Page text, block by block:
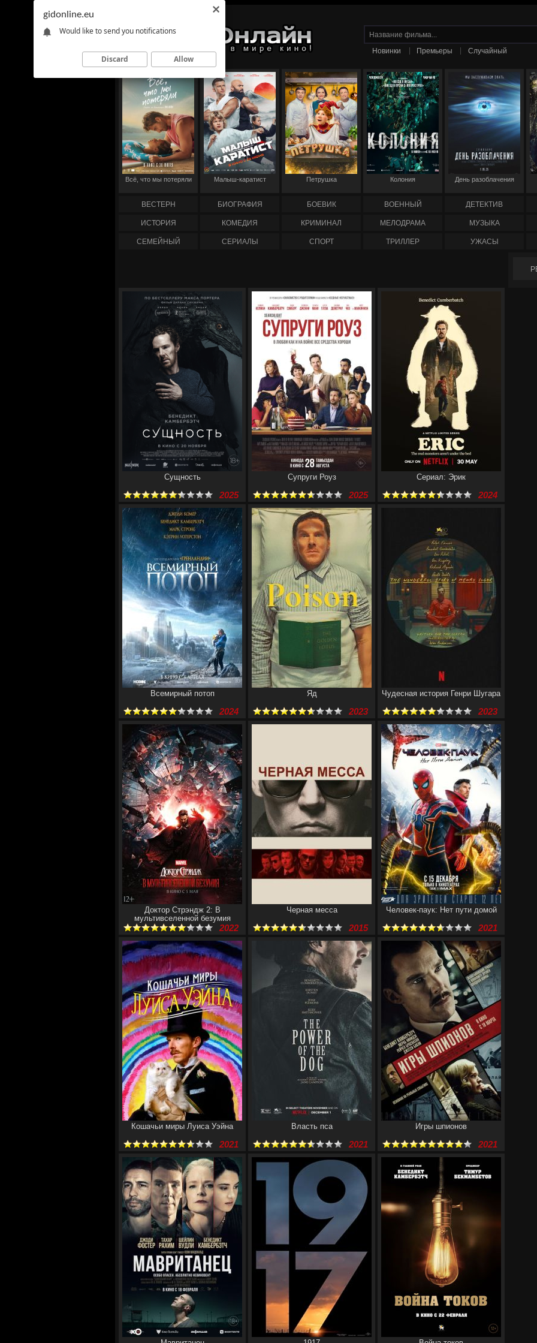
Новинки Премьеры Случайный
Всё, что мы потеряли Малыш-каратист Петрушка Колония День разоблачения
ВЕСТЕРН БИОГРАФИЯ БОЕВИК ВОЕННЫЙ ДЕТЕКТИВ
ИСТОРИЯ КОМЕДИЯ КРИМИНАЛ МЕЛОДРАМА МУЗЫКА
СЕМЕЙНЫЙ СЕРИАЛЫ СПОРТ ТРИЛЛЕР УЖАСЫ
Сущность
2025
Супруги Роуз
2025
Сериал: Эрик
2024
Всемирный потоп
2024
Яд
2023
Чудесная история Генри Шугара
2023
Доктор Стрэндж 2: В
мультивселенной безумия
2022
Черная месса
2015
Человек-паук: Нет пути домой
2021
Кошачьи миры Луиса Уэйна
2021
Власть пса
2021
Игры шпионов
2021
gidonline.eu
Would like to send you notifications
Discard Allow